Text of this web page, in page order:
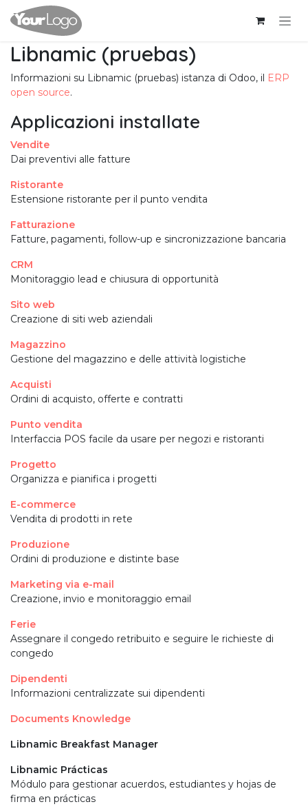
Passa al contenuto
Libnamic (pruebas)
Informazioni su Libnamic (pruebas) istanza di Odoo, il ERP
open source.
Applicazioni installate
Vendite
Dai preventivi alle fatture
Ristorante
Estensione ristorante per il punto vendita
Fatturazione
Fatture, pagamenti, follow-up e sincronizzazione bancaria
CRM
Monitoraggio lead e chiusura di opportunità
Sito web
Creazione di siti web aziendali
Magazzino
Gestione del magazzino e delle attività logistiche
Acquisti
Ordini di acquisto, offerte e contratti
Punto vendita
Interfaccia POS facile da usare per negozi e ristoranti
Progetto
Organizza e pianifica i progetti
E-commerce
Vendita di prodotti in rete
Produzione
Ordini di produzione e distinte base
Marketing via e-mail
Creazione, invio e monitoraggio email
Ferie
Assegnare il congedo retribuito e seguire le richieste di
congedo
Dipendenti
Informazioni centralizzate sui dipendenti
Documents Knowledge
Libnamic Breakfast Manager
Libnamic Prácticas
Módulo para gestionar acuerdos, estudiantes y hojas de
firma en prácticas